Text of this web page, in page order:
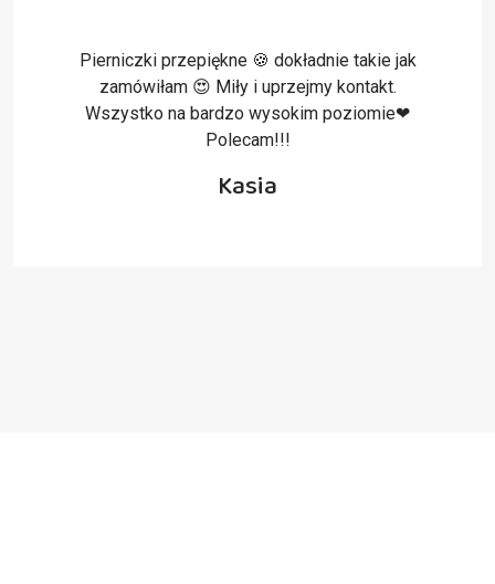
Jestem zachwycona wykonaniem 🙂 Pomimo
tego iż obudziłam się na ostatnia chwile …
zamówienie było na czas !!! Polecam z
czystym sumieniem
Celina